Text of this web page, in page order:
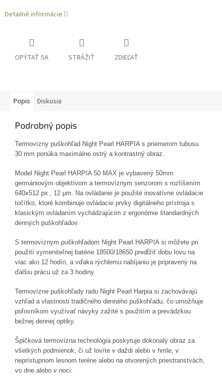
Detailné informácie
OPÝTAŤ SA STRÁŽIŤ ZDIEĽAŤ
Popis Diskusia
Podrobný popis
Termovízny puškohľad Night Pearl HARPIA s priemerom tubusu
30 mm ponúka maximálne ostrý a kontrastný obraz.
Model Night Pearl HARPIA 50 MAX je vybavený 50mm
germániovým objektívom a termovíznym senzorom s rozlíšením
640x512 px , 12 μm. Na ovládanie je použité inovatívne ovládacie
točítko, ktoré kombinuje ovládacie prvky digitálneho prístroja s
klasickým ovládaním vychádzajúcim z ergonómie štandardných
denných puškohľadov.
S termovíznym puškohľadom Night Pearl HARPIA si môžete pri
použití vymeniteľnej batérie 18500/18650 predĺžiť dobu lovu na
viac ako 12 hodín, a vďaka rýchlemu nabíjaniu je pripravený na
ďalšiu prácu už za 3 hodiny.
Termovízne puškohľady radu Night Pearl Harpia si zachovávajú
vzhľad a vlastnosti tradičného denného puškohľadu, čo umožňuje
poľovníkom využívať návyky zažité s použitím a prevádzkou
bežnej dennej optiky.
Špičková termovízna technológia poskytuje dokonalý obraz za
všetkých podmienok, či už lovíte v daždi alebo v hmle, v
neprístupnom lesnom teréne alebo na otvorených priestranstvách,
vo dne alebo v noci.